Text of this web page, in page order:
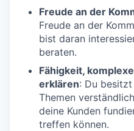
Freude an der
Freude an der
bist daran
beraten.
Fähigkeit,
erklären: Du
Themen
deine Kunden
treffen können.